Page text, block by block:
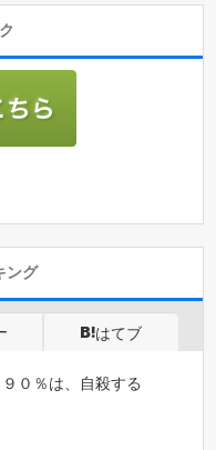
ング
はてブ
０％は、自殺する